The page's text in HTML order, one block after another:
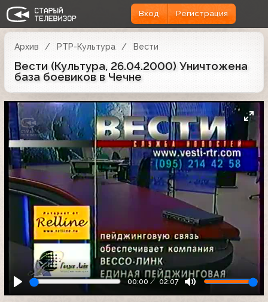
Вход Регистрация
Архив РТР-Культура Вести
Вести (Культура, 26.04.2000) Уничтожена
база боевиков в Чечне
00:00 02:07